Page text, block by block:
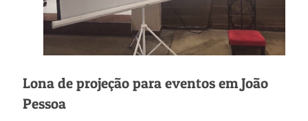
Lona de projeção para eventos em João
Pessoa